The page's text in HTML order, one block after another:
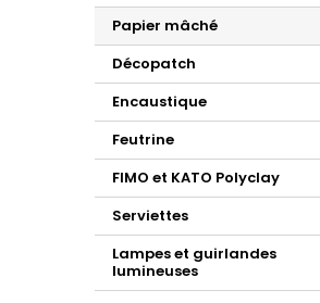
Papier mâché
Décopatch
Encaustique
Feutrine
FIMO et KATO Polyclay
Serviettes
Lampes et guirlandes
lumineuses